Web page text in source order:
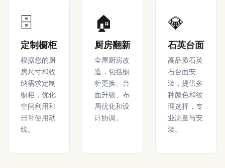
🗄️
定制橱柜
根据您的厨
房尺寸和收
纳需求定制
橱柜，优化
空间利用和
日常使用动
线。
🏠
厨房翻新
全屋厨房改
造，包括橱
柜更换、台
面升级、布
局优化和设
计协调。
💎
石英台面
高品质石英
石台面安
装，提供多
种颜色和纹
理选择，专
业测量与安
装。